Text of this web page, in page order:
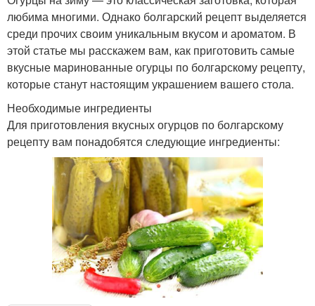
любима многими. Однако болгарский рецепт выделяется
среди прочих своим уникальным вкусом и ароматом. В
этой статье мы расскажем вам, как приготовить самые
вкусные маринованные огурцы по болгарскому рецепту,
которые станут настоящим украшением вашего стола.
Необходимые ингредиенты
Для приготовления вкусных огурцов по болгарскому
рецепту вам понадобятся следующие ингредиенты: